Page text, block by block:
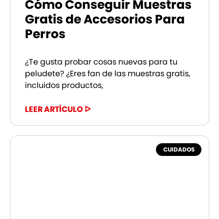
Cómo Conseguir Muestras
Gratis de Accesorios Para
Perros
¿Te gusta probar cosas nuevas para tu
peludete? ¿Eres fan de las muestras gratis,
incluidos productos,
LEER ARTÍCULO ᐅ
CUIDADOS